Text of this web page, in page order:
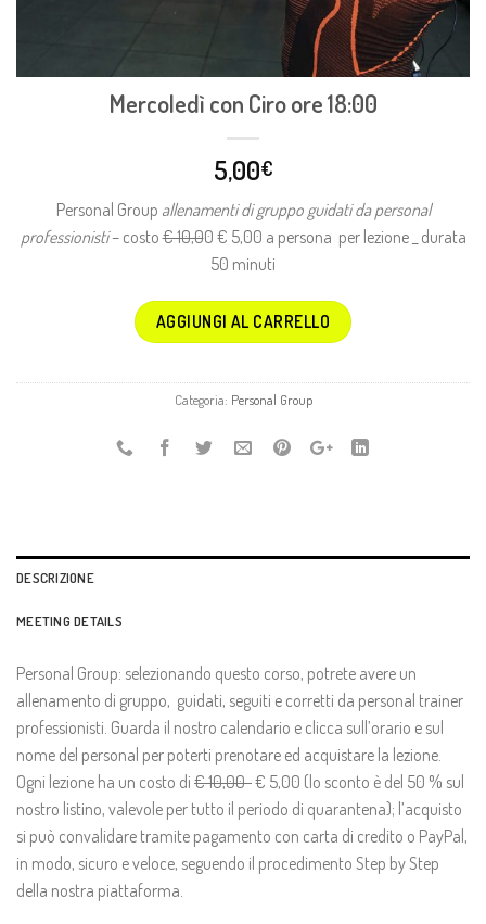
Mercoledì con Ciro ore 18:00
5,00€
Personal Group allenamenti di gruppo guidati da personal
professionisti– costo€ 10,00 € 5,00 a persona per lezione _ durata
50 minuti
AGGIUNGI AL CARRELLO
Categoria: Personal Group
DESCRIZIONE
MEETING DETAILS
Personal Group: selezionando questo corso, potrete avere un
allenamento di gruppo, guidati, seguiti e corretti da personal trainer
professionisti. Guarda il nostro calendario e clicca sull’orario e sul
nome del personal per poterti prenotare ed acquistare la lezione.
Ogni lezione ha un costo di € 10,00€ 5,00 (lo sconto è del 50 % sul
nostro listino, valevole per tutto il periodo di quarantena); l’acquisto
si può convalidare tramite pagamento con carta di credito o PayPal,
in modo, sicuro e veloce, seguendo il procedimento Step by Step
della nostra piattaforma.